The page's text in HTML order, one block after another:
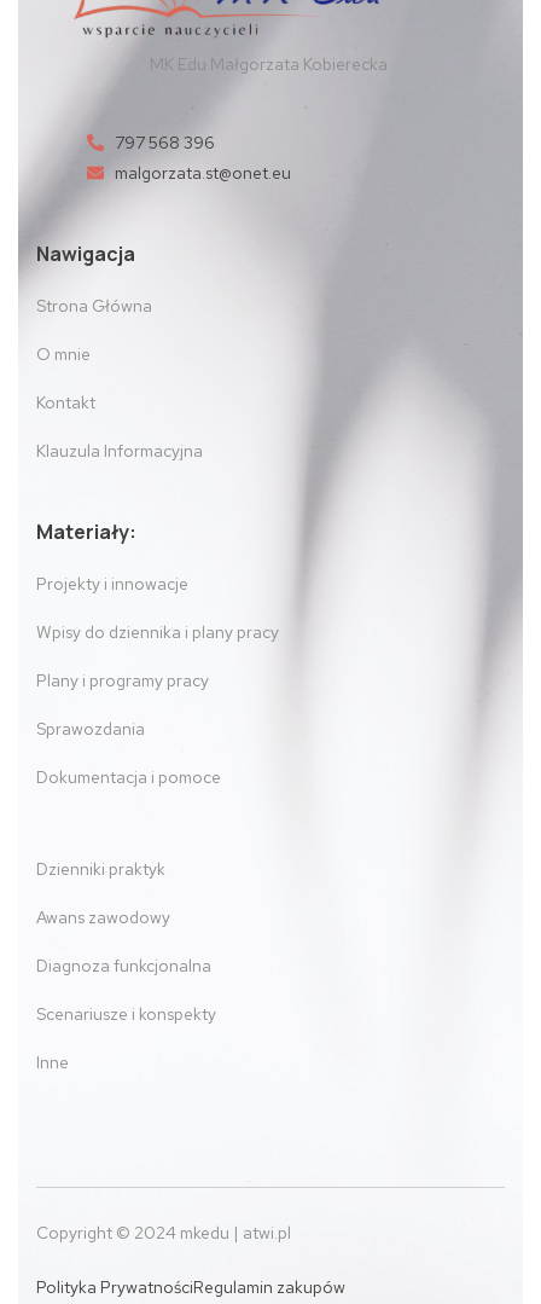
MK Edu Małgorzata Kobierecka
797 568 396
malgorzata.st@onet.eu
Nawigacja
Strona Główna
O mnie
Kontakt
Klauzula Informacyjna
Materiały:
Projekty i innowacje
Wpisy do dziennika i plany pracy
Plany i programy pracy
Sprawozdania
Dokumentacja i pomoce
Dzienniki praktyk
Awans zawodowy
Diagnoza funkcjonalna
Scenariusze i konspekty
Inne
Copyright © 2024 mkedu | atwi.pl
Polityka PrywatnościRegulamin zakupów